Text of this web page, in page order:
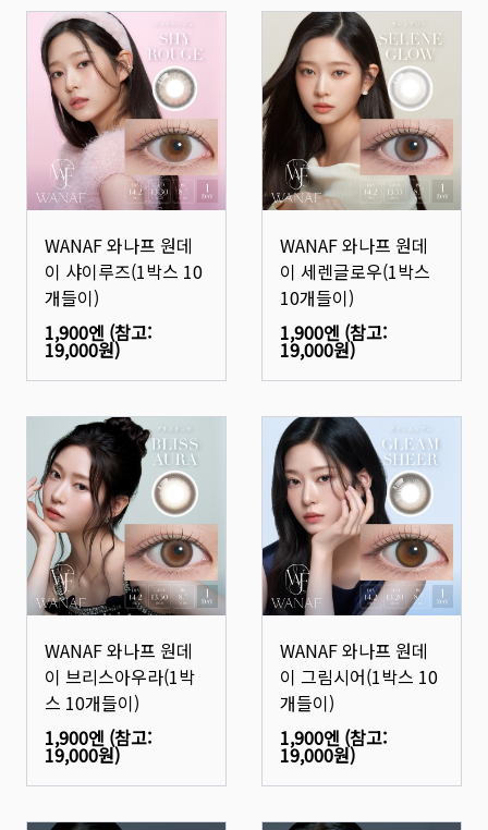
WANAF 와나프 원데
이 샤이루즈(1박스 10
개들이)
1,900엔 (참고:
19,000원)
WANAF 와나프 원데
이 세렌글로우(1박스
10개들이)
1,900엔 (참고:
19,000원)
WANAF 와나프 원데
이 브리스아우라(1박
스 10개들이)
1,900엔 (참고:
19,000원)
WANAF 와나프 원데
이 그림시어(1박스 10
개들이)
1,900엔 (참고:
19,000원)